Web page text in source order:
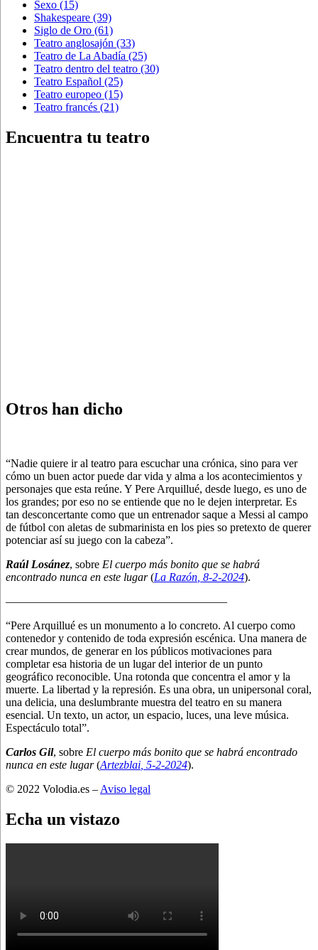
Sexo (15)
Shakespeare (39)
Siglo de Oro (61)
Teatro anglosajón (33)
Teatro de La Abadía (25)
Teatro dentro del teatro (30)
Teatro Español (25)
Teatro europeo (15)
Teatro francés (21)
Encuentra tu teatro
Otros han dicho
“Nadie quiere ir al teatro para escuchar una crónica, sino para ver
cómo un buen actor puede dar vida y alma a los acontecimientos y
personajes que esta reúne. Y Pere Arquillué, desde luego, es uno de
los grandes; por eso no se entiende que no le dejen interpretar. Es
tan desconcertante como que un entrenador saque a Messi al campo
de fútbol con aletas de submarinista en los pies so pretexto de querer
potenciar así su juego con la cabeza”.
Raúl Losánez, sobre El cuerpo más bonito que se habrá
encontrado nunca en este lugar(La Razón , 8-2-2024).
———————————————————–
“Pere Arquillué es un monumento a lo concreto. Al cuerpo como
contenedor y contenido de toda expresión escénica. Una manera de
crear mundos, de generar en los públicos motivaciones para
completar esa historia de un lugar del interior de un punto
geográfico reconocible. Una rotonda que concentra el amor y la
muerte. La libertad y la represión. Es una obra, un unipersonal coral,
una delicia, una deslumbrante muestra del teatro en su manera
esencial. Un texto, un actor, un espacio, luces, una leve música.
Espectáculo total”.
Carlos Gil, sobre El cuerpo más bonito que se habrá encontrado
nunca en este lugar(Artezblai , 5-2-2024).
© 2022 Volodia.es – Aviso legal
Echa un vistazo